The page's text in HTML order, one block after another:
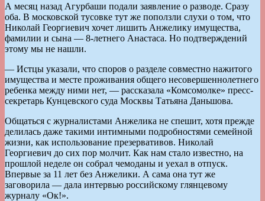
А месяц назад Агурбаши подали заявление о разводе. Сразу
оба. В московской тусовке тут же поползли слухи о том, что
Николай Георгиевич хочет лишить Анжелику имущества,
фамилии и сына — 8-летнего Анастаса. Но подтверждений
этому мы не нашли.
— Истцы указали, что споров о разделе совместно нажитого
имущества и месте проживания общего несовершеннолетнего
ребенка между ними нет, — рассказала «Комсомолке» пресс-
секретарь Кунцевского суда Москвы Татьяна Даньшова.
Общаться с журналистами Анжелика не спешит, хотя прежде
делилась даже такими интимными подробностями семейной
жизни, как использование презервативов. Николай
Георгиевич до сих пор молчит. Как нам стало известно, на
прошлой неделе он собрал чемоданы и уехал в отпуск.
Впервые за 11 лет без Анжелики. А сама она тут же
заговорила — дала интервью российскому глянцевому
журналу «Ок!».